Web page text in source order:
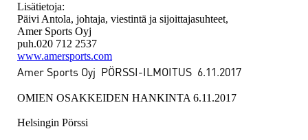
Lisätietoja:
Päivi Antola, johtaja, viestintä ja sijoittajasuhteet,
Amer Sports Oyj
puh.020 712 2537
www.amersports.com
Amer Sports Oyj PÖRSSI-ILMOITUS 6.11.2017
OMIEN OSAKKEIDEN HANKINTA 6.11.2017
Helsingin Pörssi